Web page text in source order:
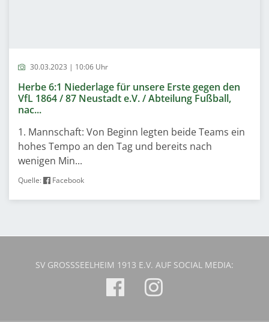
30.03.2023 | 10:06 Uhr
Herbe 6:1 Niederlage für unsere Erste gegen den
VfL 1864 / 87 Neustadt e.V. / Abteilung Fußball,
nac...
1. Mannschaft: Von Beginn legten beide Teams ein
hohes Tempo an den Tag und bereits nach
wenigen Min...
Quelle: Facebook
SV GROSSSEELHEIM 1913 E.V. AUF SOCIAL MEDIA: